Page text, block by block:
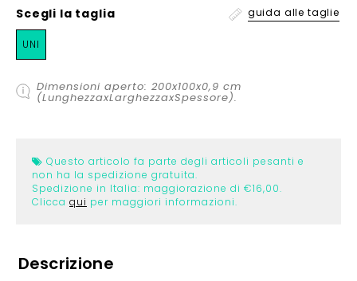
Scegli la taglia guida alle taglie
UNI
Dimensioni aperto: 200x100x0,9 cm
(LunghezzaxLarghezzaxSpessore).
Questo articolo fa parte degli articoli pesanti e
non ha la spedizione gratuita.
Spedizione in Italia: maggiorazione di €16,00.
Clicca qui per maggiori informazioni.
Descrizione